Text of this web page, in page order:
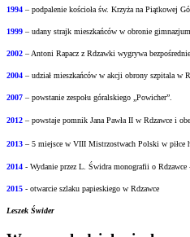
1994 – podpalenie kościoła św. Krzyża na Piątkowej
1999 – udany strajk mieszkańców w obronie
2002 – Antoni Rapacz z Rdzawki wygrywa
2004 – udział mieszkańców w akcji obrony szpitala w
2007 – powstanie zespołu góralskiego „Powicher”.
2012 – powstaje pomnik Jana Pawła II w Rdzawce i
2013 – 5 miejsce w VIII Mistrzostwach Polski w piłce
2014 - Wydanie przez L. Świdra monografii o
2015 - otwarcie szlaku papieskiego w Rdzawce
Leszek Świder